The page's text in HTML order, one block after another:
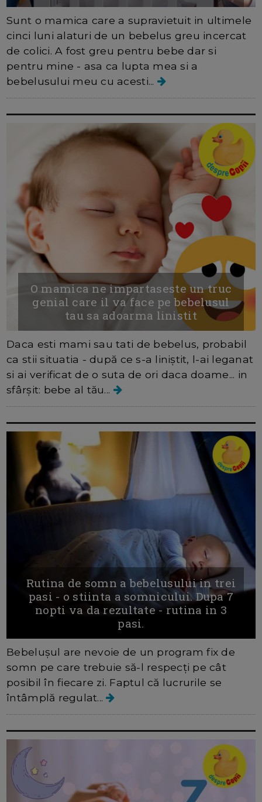
Sunt o mamica care a supravietuit in ultimele
cinci luni alaturi de un bebelus greu incercat
de colici. A fost greu pentru bebe dar si
pentru mine - asa ca lupta mea si a
bebelusului meu cu acesti...
O mamica ne impartaseste un truc
genial care il va face pe bebelusul
tau sa adoarma linistit
Daca esti mami sau tati de bebelus, probabil
ca stii situatia - după ce s-a liniștit, l-ai leganat
si ai verificat de o suta de ori daca doame... in
sfârșit: bebe al tău...
Rutina de somn a bebelusului in trei
pasi - o stiinta a somnicului. Dupa 7
nopti va da rezultate - rutina in 3
pasi.
Bebelușul are nevoie de un program fix de
somn pe care trebuie să-l respecți pe cât
posibil în fiecare zi. Faptul că lucrurile se
întâmplă regulat...